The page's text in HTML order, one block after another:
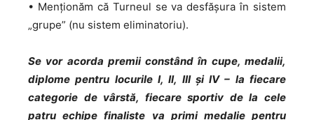
• Menționăm că Turneul se va desfășura în sistem
„grupe” (nu sistem eliminatoriu).
Se vor acorda premii constând în cupe, medalii,
diplome pentru locurile I, II, III și IV – la fiecare
categorie de vârstă, fiecare sportiv de la cele
patru echipe finaliste va primi medalie pentru